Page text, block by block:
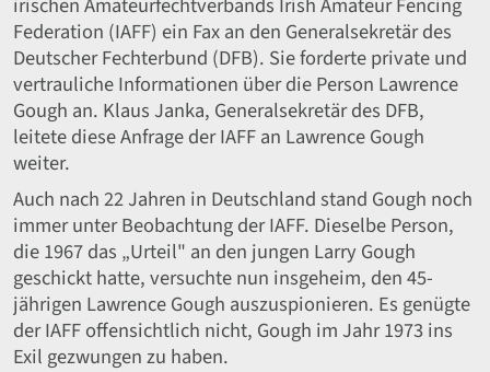
Federation (IAFF) ein Fax an den Generalsekretär des
Deutscher Fechterbund (DFB). Sie forderte private und
vertrauliche Informationen über die Person Lawrence
Gough an. Klaus Janka, Generalsekretär des DFB,
leitete diese Anfrage der IAFF an Lawrence Gough
weiter.
Auch nach 22 Jahren in Deutschland stand Gough noch
immer unter Beobachtung der IAFF. Dieselbe Person,
die 1967 das „Urteil" an den jungen Larry Gough
geschickt hatte, versuchte nun insgeheim, den 45-
jährigen Lawrence Gough auszuspionieren. Es genügte
der IAFF offensichtlich nicht, Gough im Jahr 1973 ins
Exil gezwungen zu haben.